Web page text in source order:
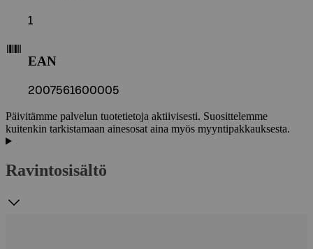
1
EAN
2007561600005
Päivitämme palvelun tuotetietoja aktiivisesti. Suosittelemme
kuitenkin tarkistamaan ainesosat aina myös myyntipakkauksesta.
Ravintosisältö